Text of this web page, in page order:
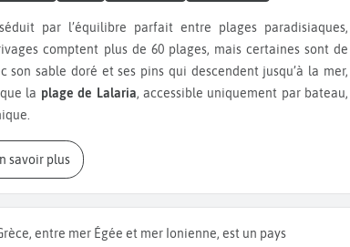
comptent plus de 60 plages, mais certaines sont de
son sable doré et ses pins qui descendent jusqu’à la mer,
la plage de Lalaria, accessible uniquement par bateau,
de charme grec avec ses ruelles blanchies à la chaux qui
et le vieux port qui reste le cœur battant de l’île. Au
, basilique à trois nefs, se distingue par son imposant
dans la mer et accueille aujourd’hui des concerts et
En savoir plus
entre mer Égée et mer Ionienne, est un pays